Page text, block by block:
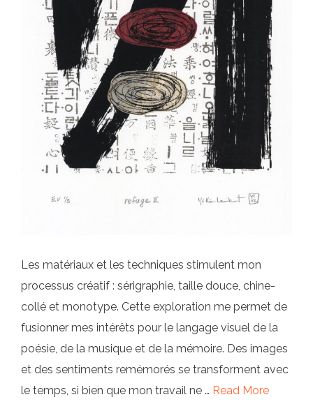
Les matériaux et les techniques stimulent mon
processus créatif : sérigraphie, taille douce, chine-
collé et monotype. Cette exploration me permet de
fusionner mes intérêts pour le langage visuel de la
poésie, de la musique et de la mémoire. Des images
et des sentiments remémorés se transforment avec
le temps, si bien que mon travail ne … Read More